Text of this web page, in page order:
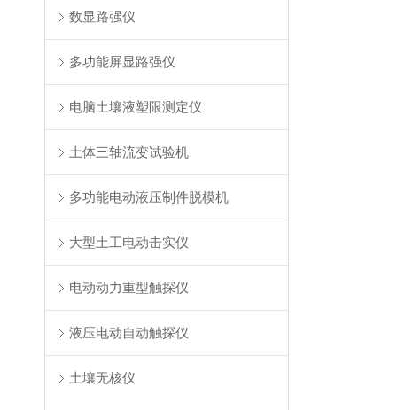
数显路强仪
多功能屏显路强仪
电脑土壤液塑限测定仪
土体三轴流变试验机
多功能电动液压制件脱模机
大型土工电动击实仪
电动动力重型触探仪
液压电动自动触探仪
土壤无核仪